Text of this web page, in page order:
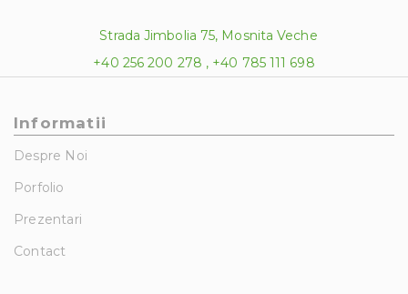
Strada Jimbolia 75, Mosnita Veche
+40 256 200 278 , +40 785 111 698
Informatii
Despre Noi
Porfolio
Prezentari
Contact